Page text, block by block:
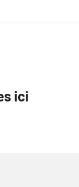
ici